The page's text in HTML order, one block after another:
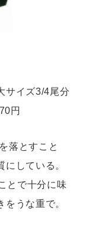
サイズ3/4尾分
円
落とすこと
している。
とで十分に味
うな重で。